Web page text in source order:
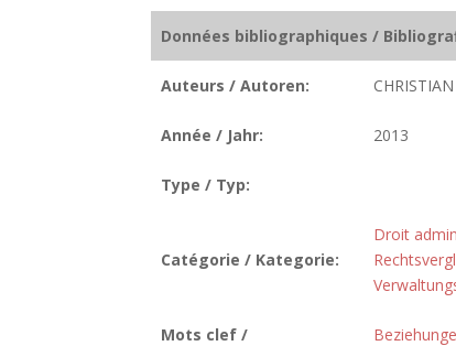
Données bibliographiques /
Auteurs / Autoren:
Année / Jahr: 2013
Type / Typ:
Catégorie / Kategorie:
Droit
Mots clef /